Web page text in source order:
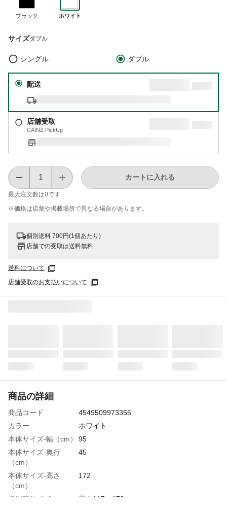
ブラック ホワイト
サイズダブル
シングル ダブル
配送
店舗受取
CAINZ PickUp
最大注文数は0です
カートに入れる
※価格は​店舗や​掲載場所で​異なる​場合が​あります。
個別送料 700円(1個あたり)
店舗での受取は送料無料
送料について
店舗受取のお支払いについて
商品の詳細
商品コード
4549509973355
カラー
ホワイト
本体サイズ-幅（cm）
95
本体サイズ-奥行
（cm）
45
本体サイズ-高さ
（cm）
172
使用時サイズ
高さ117～172ｃｍ